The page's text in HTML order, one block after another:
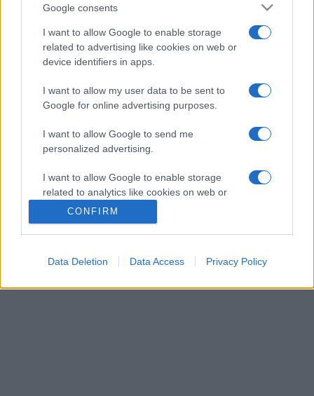
Google consents
I want to allow Google to enable storage
related to advertising like cookies on web or
device identifiers in apps.
I want to allow my user data to be sent to
Google for online advertising purposes.
I want to allow Google to send me
personalized advertising.
I want to allow Google to enable storage
related to analytics like cookies on web or
device identifiers in apps.
I want to allow Google to enable storage
CONFIRM
Data Deletion Data Access Privacy Policy
Prochains matchs Toronto
Raptors
Prochains matchs Boston Celtics